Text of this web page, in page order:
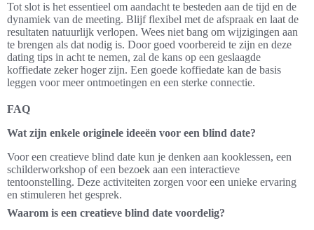
Tot slot is het essentieel om aandacht te besteden aan de tijd en de
dynamiek van de meeting. Blijf flexibel met de afspraak en laat de
resultaten natuurlijk verlopen. Wees niet bang om wijzigingen aan
te brengen als dat nodig is. Door goed voorbereid te zijn en deze
dating tips in acht te nemen, zal de kans op een geslaagde
koffiedate zeker hoger zijn. Een goede koffiedate kan de basis
leggen voor meer ontmoetingen en een sterke connectie.
FAQ
Wat zijn enkele originele ideeën voor een blind date?
Voor een creatieve blind date kun je denken aan kooklessen, een
schilderworkshop of een bezoek aan een interactieve
tentoonstelling. Deze activiteiten zorgen voor een unieke ervaring
en stimuleren het gesprek.
Waarom is een creatieve blind date voordelig?